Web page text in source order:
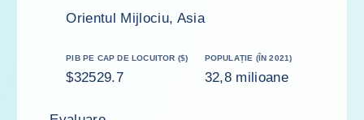
Orientul Mijlociu, Asia
PIB PE CAP DE LOCUITOR ($)
$32529.7
POPULAȚIE (ÎN 2021)
32,8 milioane